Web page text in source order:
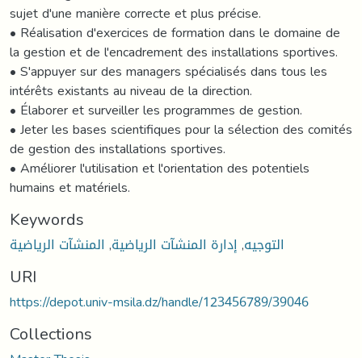
sujet d'une manière correcte et plus précise.
• Réalisation d'exercices de formation dans le domaine de
la gestion et de l'encadrement des installations sportives.
• S'appuyer sur des managers spécialisés dans tous les
intérêts existants au niveau de la direction.
• Élaborer et surveiller les programmes de gestion.
• Jeter les bases scientifiques pour la sélection des comités
de gestion des installations sportives.
• Améliorer l'utilisation et l'orientation des potentiels
humains et matériels.
Keywords
التوجيه,إدارة المنشآت الرياضية, المنشآت الرياضية
URI
https://depot.univ-msila.dz/handle/123456789/39046
Collections